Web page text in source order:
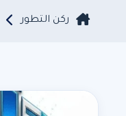
ركن التطور